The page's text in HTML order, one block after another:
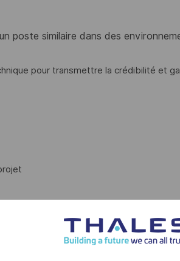
poste similaire dans des
pour transmettre la crédibilité et
des estimations de coûts (devis)